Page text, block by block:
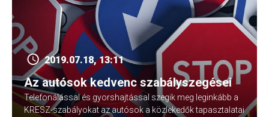
2019.07.18, 13:11
Az autósok kedvenc szabályszegései
Telefonálással és gyorshajtással szegik meg leginkább a
KRESZ-szabályokat az autósok a közlekedők tapasztalatai